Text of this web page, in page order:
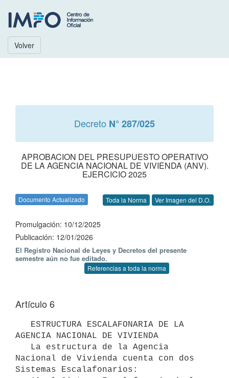
Volver
Decreto N° 287/025
APROBACION DEL PRESUPUESTO OPERATIVO
DE LA AGENCIA NACIONAL DE VIVIENDA (ANV).
EJERCICIO 2025
Documento Actualizado Toda la Norma Ver Imagen del D.O.
Promulgación: 10/12/2025
Publicación: 12/01/2026
El Registro Nacional de Leyes y Decretos del presente
semestre aún no fue editado.
Referencias a toda la norma
Artículo 6
AGENCIA NACIONAL DE VIVIENDA
Nacional de Vivienda cuenta con dos
Sistemas Escalafonarios: